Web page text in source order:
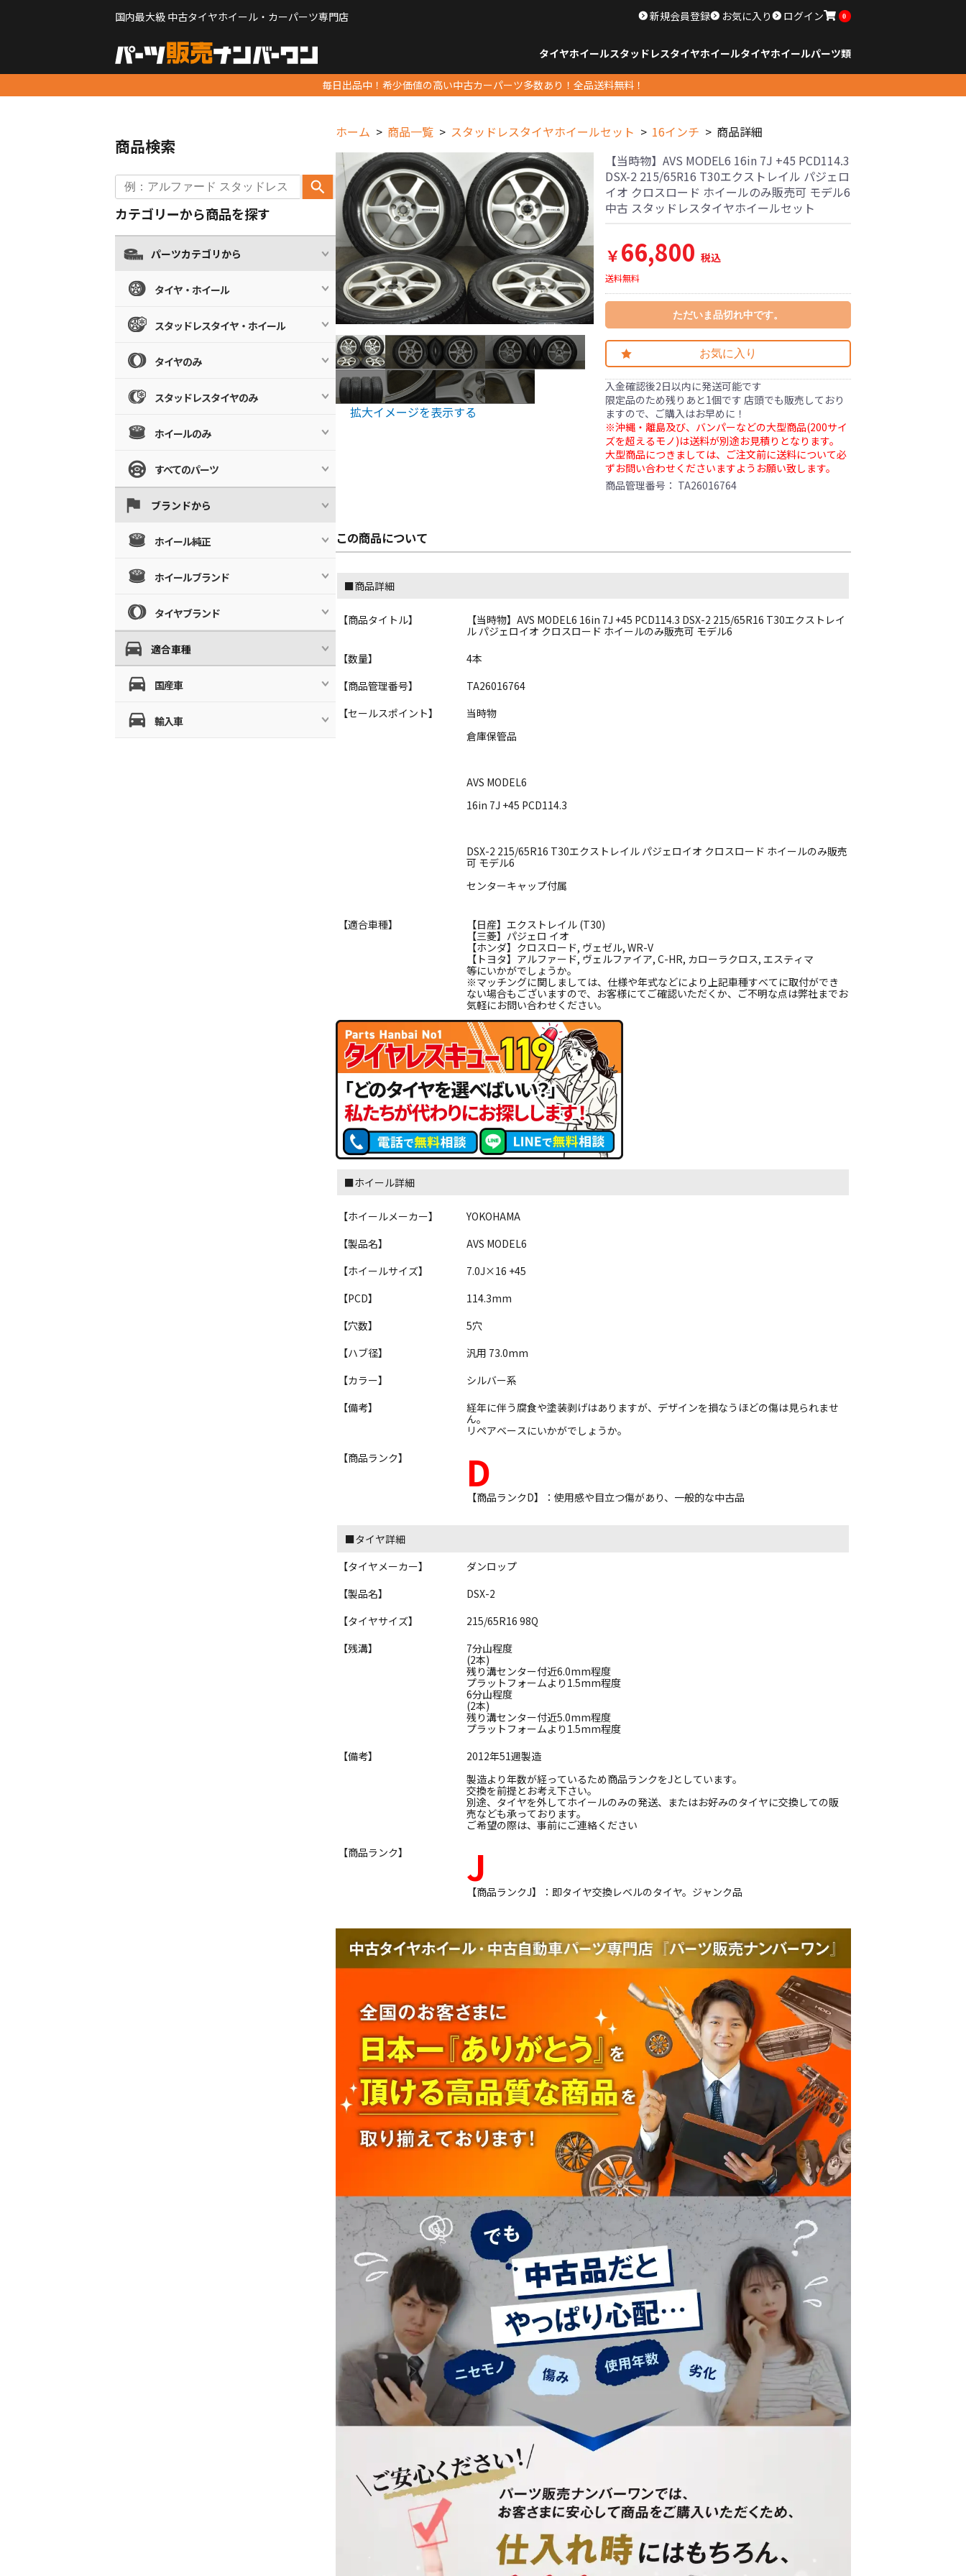
国内最大級 中古タイヤホイール・カーパーツ専門店 新規会員登録 お気に入り ログイン 0
タイヤホイールスタッドレスタイヤホイールタイヤホイールパーツ類
毎日出品中！希少価値の高い中古カーパーツ多数あり！全品送料無料！
ホーム 商品一覧 スタッドレスタイヤホイールセット 16インチ 商品詳細
拡大イメージを表示する
【当時物】AVS MODEL6 16in 7J +45 PCD114.3
DSX-2 215/65R16 T30エクストレイル パジェロ
イオ クロスロード ホイールのみ販売可 モデル6
中古 スタッドレスタイヤホイールセット
￥66,800 税込
送料無料
ただいま品切れ中です。
お気に入り
入金確認後2日以内に発送可能です
限定品のため残りあと1個です 店頭でも販売しており
ますので、ご購入はお早めに！
※沖縄・離島及び、バンパーなどの大型商品(200サイ
ズを超えるモノ)は送料が別途お見積りとなります。
大型商品につきましては、ご注文前に送料について必
ずお問い合わせくださいますようお願い致します。
商品管理番号： TA26016764
この商品について
■商品詳細
【商品タイトル】
【当時物】AVS MODEL6 16in 7J +45 PCD114.3 DSX-2 215/65R16 T30エクストレイ
ル パジェロイオ クロスロード ホイールのみ販売可 モデル6
【数量】
4本
【商品管理番号】
TA26016764
【セールスポイント】
当時物
倉庫保管品
AVS MODEL6
16in 7J +45 PCD114.3
DSX-2 215/65R16 T30エクストレイル パジェロイオ クロスロード ホイールのみ販売
可 モデル6
センターキャップ付属
【適合車種】
【日産】エクストレイル (T30)
【三菱】パジェロ イオ
【ホンダ】クロスロード, ヴェゼル, WR-V
【トヨタ】アルファード, ヴェルファイア, C-HR, カローラクロス, エスティマ
等にいかがでしょうか。
※マッチングに関しましては、仕様や年式などにより上記車種すべてに取付ができ
ない場合もございますので、お客様にてご確認いただくか、ご不明な点は弊社までお
気軽にお問い合わせください。
■ホイール詳細
【ホイールメーカー】
YOKOHAMA
【製品名】
AVS MODEL6
【ホイールサイズ】
7.0J×16 +45
【PCD】
114.3mm
【穴数】
5穴
【ハブ径】
汎用 73.0mm
【カラー】
シルバー系
【備考】
経年に伴う腐食や塗装剥げはありますが、デザインを損なうほどの傷は見られませ
ん。
リペアベースにいかがでしょうか。
【商品ランク】
D
【商品ランクD】：使用感や目立つ傷があり、一般的な中古品
■タイヤ詳細
【タイヤメーカー】
ダンロップ
【製品名】
DSX-2
【タイヤサイズ】
215/65R16 98Q
【残溝】
7分山程度
(2本)
残り溝センター付近6.0mm程度
プラットフォームより1.5mm程度
6分山程度
(2本)
残り溝センター付近5.0mm程度
プラットフォームより1.5mm程度
【備考】
2012年51週製造
製造より年数が経っているため商品ランクをJとしています。
交換を前提とお考え下さい。
別途、タイヤを外してホイールのみの発送、またはお好みのタイヤに交換しての販
売なども承っております。
ご希望の際は、事前にご連絡ください
【商品ランク】
J
【商品ランクJ】：即タイヤ交換レベルのタイヤ。ジャンク品
商品検索
カテゴリーから商品を探す
パーツカテゴリから
タイヤ・ホイール
スタッドレスタイヤ・ホイール
タイヤのみ
スタッドレスタイヤのみ
ホイールのみ
すべてのパーツ
ブランドから
ホイール純正
ホイールブランド
タイヤブランド
適合車種
国産車
輸入車